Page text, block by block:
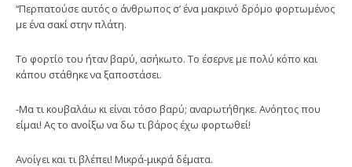
“Περπατούσε αυτός ο άνθρωπος σ’ ένα μακρινό δρόμο φορτωμένος
με ένα σακί στην πλάτη.
Το φορτίο του ήταν βαρύ, ασήκωτο. Το έσερνε με πολύ κόπο και
κάπου στάθηκε να ξαποστάσει.
-Μα τι κουβαλάω κι είναι τόσο βαρύ; αναρωτήθηκε. Ανόητος που
είμαι! Ας το ανοίξω να δω τι βάρος έχω φορτωθεί!
Ανοίγει και τι βλέπει! Μικρά-μικρά δέματα.